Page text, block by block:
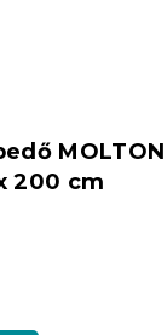
MOLTON
200 cm